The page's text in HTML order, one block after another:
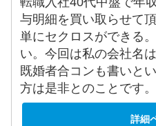
与明細を買い取らせて
単にセクロスができる
い。今回は私の会社名
既婚者合コンも書いと
方は是非とのことです。
詳細